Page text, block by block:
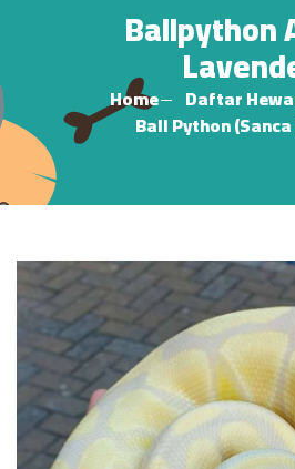
Ballpython
Home Daftar
Ball Python